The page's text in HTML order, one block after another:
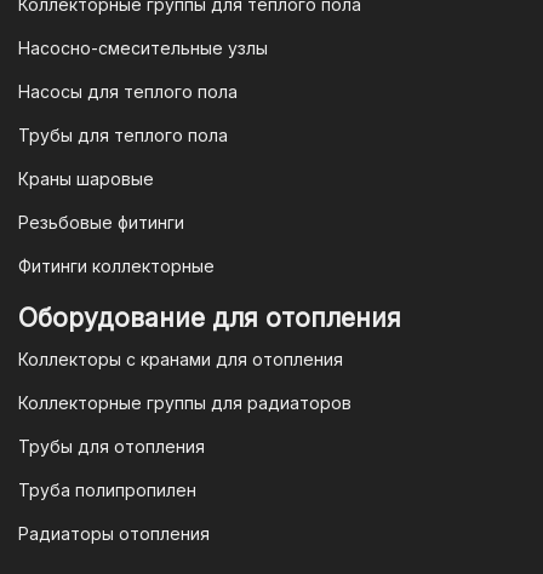
юридических лиц
Для наших корпоративных клиентов
мы предлагаем безналичную оплату по
выставим вам счет, который можно
оплатить в течение 3 рабочих дней.
организаций и ИП необходимо
связаться с оптовым отделом
электронную почту
opt@mail.ru
Коллекторные группы для теплого пола
Насосно-смесительные узлы
Насосы для теплого пола
Трубы для теплого пола
Краны шаровые
Резьбовые фитинги
Фитинги коллекторные
Оборудование для отопления
Коллекторы с кранами для отопления
Коллекторные группы для радиаторов
Трубы для отопления
Труба полипропилен
Радиаторы отопления